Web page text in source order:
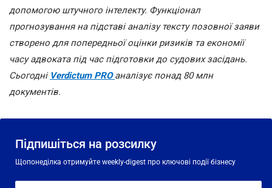
допомогою штучного інтелекту. Функціонал
прогнозування на підставі аналізу тексту позовної заяви
створено для попередньої оцінки ризиків та економії
часу адвоката під час підготовки до судових засідань.
Сьогодні Verdictum PROаналізує понад 80 млн
документів.
Підпишіться на розсилку
Щопонеділка отримуйте weekly-digest про ключові події бізнесу